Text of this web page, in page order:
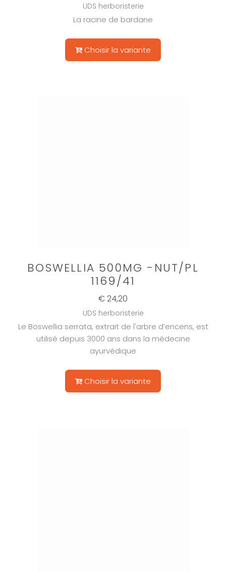
UDS herboristerie
La racine de bardane
Choisir la variante
BOSWELLIA 500MG -NUT/PL
1169/41
€ 24,20
UDS herboristerie
Le Boswellia serrata, extrait de l'arbre d’encens, est
utilisé depuis 3000 ans dans la médecine
ayurvédique
Choisir la variante